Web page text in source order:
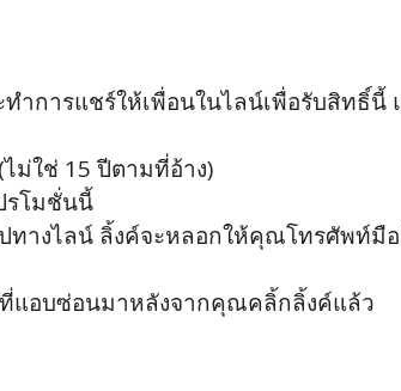
การแชร์ให้เพื่อนในไลน์เพื่อรับสิทธิ์นี้
ม่ใช่ 15 ปีตามที่อ้าง)
รโมชั่นนี้
างไลน์ ลิ้งค์จะหลอกให้คุณโทรศัพท์มื
แอบซ่อนมาหลังจากคุณคลิ้กลิ้งค์แล้ว